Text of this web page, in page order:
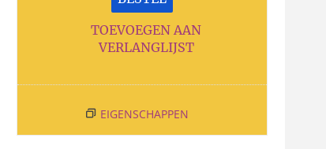
TOEVOEGEN AAN
VERLANGLIJST
EIGENSCHAPPEN